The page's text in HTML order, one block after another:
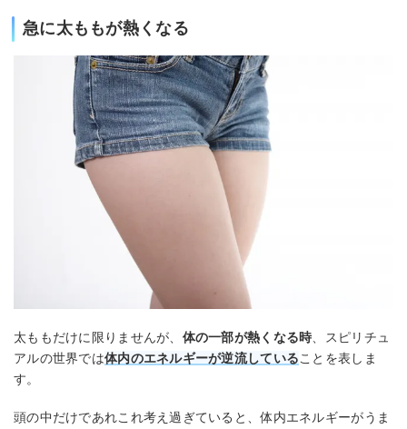
急に太ももが熱くなる
太ももだけに限りませんが、 体の一部が熱くなる時 、スピリチュ
アルの世界では体内のエネルギーが逆流していることを表しま
す。
頭の中だけであれこれ考え過ぎていると、体内エネルギーがうま